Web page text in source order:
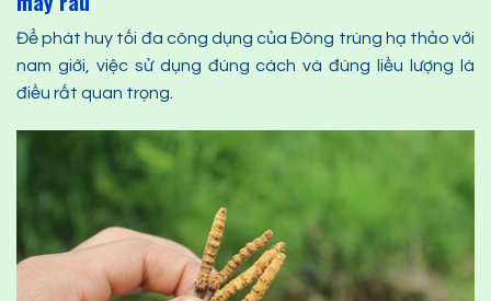
Để phát huy tối đa công dụng của Đông trùng hạ thảo với
nam giới, việc sử dụng đúng cách và đúng liều lượng là
điều rất quan trọng.